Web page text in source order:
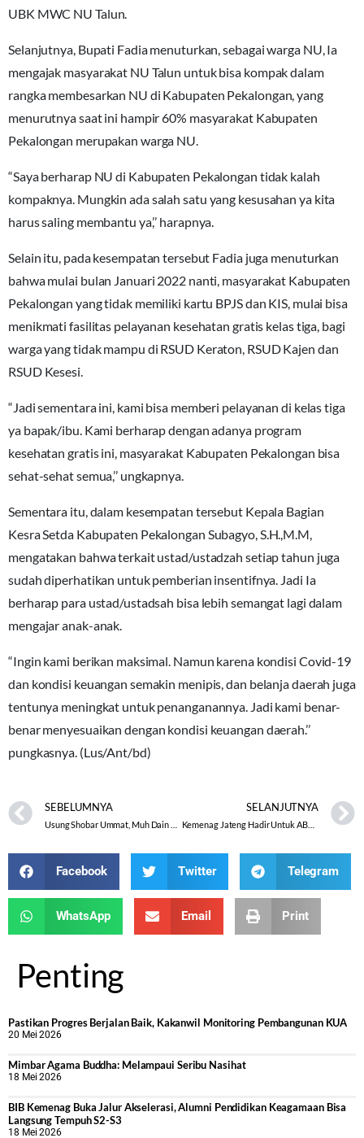
UBK MWC NU Talun.
Selanjutnya, Bupati Fadia menuturkan, sebagai warga NU, Ia
mengajak masyarakat NU Talun untuk bisa kompak dalam
rangka membesarkan NU di Kabupaten Pekalongan, yang
menurutnya saat ini hampir 60% masyarakat Kabupaten
Pekalongan merupakan warga NU.
“Saya berharap NU di Kabupaten Pekalongan tidak kalah
kompaknya. Mungkin ada salah satu yang kesusahan ya kita
harus saling membantu ya,’’ harapnya.
Selain itu, pada kesempatan tersebut Fadia juga menuturkan
bahwa mulai bulan Januari 2022 nanti, masyarakat Kabupaten
Pekalongan yang tidak memiliki kartu BPJS dan KIS, mulai bisa
menikmati fasilitas pelayanan kesehatan gratis kelas tiga, bagi
warga yang tidak mampu di RSUD Keraton, RSUD Kajen dan
RSUD Kesesi.
“Jadi sementara ini, kami bisa memberi pelayanan di kelas tiga
ya bapak/ibu. Kami berharap dengan adanya program
kesehatan gratis ini, masyarakat Kabupaten Pekalongan bisa
sehat-sehat semua,’’ ungkapnya.
Sementara itu, dalam kesempatan tersebut Kepala Bagian
Kesra Setda Kabupaten Pekalongan Subagyo, S.H.,M.M,
mengatakan bahwa terkait ustad/ustadzah setiap tahun juga
sudah diperhatikan untuk pemberian insentifnya. Jadi Ia
berharap para ustad/ustadsah bisa lebih semangat lagi dalam
mengajar anak-anak.
“Ingin kami berikan maksimal. Namun karena kondisi Covid-19
dan kondisi keuangan semakin menipis, dan belanja daerah juga
tentunya meningkat untuk penanganannya. Jadi kami benar-
benar menyesuaikan dengan kondisi keuangan daerah.’’
pungkasnya. (Lus/Ant/bd)
SEBELUMNYA SELANJUTNYA
Kemenag Jateng Hadir Untuk ABK dengan Madrasah Inklusif
Facebook Twitter Telegram
WhatsApp Email Print
Penting
Pastikan Progres Berjalan Baik, Kakanwil Monitoring Pembangunan KUA
20 Mei 2026
Mimbar Agama Buddha: Melampaui Seribu Nasihat
18 Mei 2026
BIB Kemenag Buka Jalur Akselerasi, Alumni Pendidikan Keagamaan Bisa
Langsung Tempuh S2-S3
18 Mei 2026